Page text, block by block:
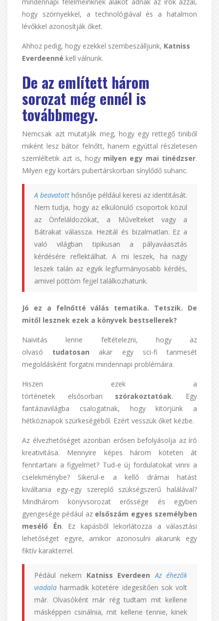
hogy szörnyekkel, a technológiával és a hatalmon
lévőkkel azonosítják őket.
Ahhoz pedig, hogy ezekkel szembeszálljunk, Katniss
Everdeenné kell válnunk.
De az említett három
sorozat még ennél is
továbbmegy.
Nemcsak azt mutatják meg, hogy egy rettegő tiniből
miként lesz bátor felnőtt, hanem egyúttal részletesen
szemléltetik azt is, hogy milyen egy mai tinédzser.
Milyen egy kortárs pubertárskorban sínylődő suhanc.
A beavatott hősnője például keresi az identitását.
Nem tudja, hogy az elkülönülő csoportok közül
az Önfeláldozókat, a Művelteket vagy a
Bátrakat válassza. Hezitál és bizalmatlan. Ez a
való világban tipikusan a pályaváasztás
kérdésére reflektálhat. A mi leszek, ha nagy
leszek talán az egyik legfurmányosabb kérdés,
amivel pöttöm fejjel találkozhatunk.
Jó ez a felnőtté válás tematika. Tetszik. De
mitől lesznek ezek a könyvek bestsellerek?
Naivitás lenne feltételezni, hogy az
olvasó tudatosan akar egy sci-fi tanmesét
megoldásként forgatni mindennapi problémáira.
Hiszen ezek a
történetek elsősorban szórakoztatóak. Egy
fantáziavilágba csalogatnak, hogy kitörjünk a
hétköznapok szürkeségéből. Ezért vesszük őket kézbe.
Az élvezhetőséget azonban erősen befolyásolja az író
kreativitása. Mennyire képes három köteten át
fenntartani a figyelmet? Tud-e új fordulatokat vinni a
cselekménybe? Sikerül-e a kellő drámai hatást
kiváltania egy-egy szereplő szükségszerű halálával?
Mindhárom könyvsorozat erőssége és egyben
gyengesége pédául az elsőszám egyes személyben
mesélő Én. Ez kapásből lekorlátozza a választási
lehetőséget egyre, amikor azonosulni akarunk egy
fiktív karakterrel.
Pédául nekem Katniss EverdeenAz éhezők
viadala harmadik kötetére idegesítően sok volt
már. Olvasóként már rég tudtam mit kellene
másképpen csinálnia, mit kellene tennie, kinek